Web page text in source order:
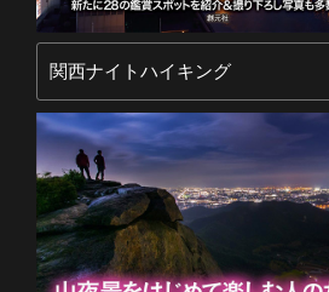
関西ナイトハイキング